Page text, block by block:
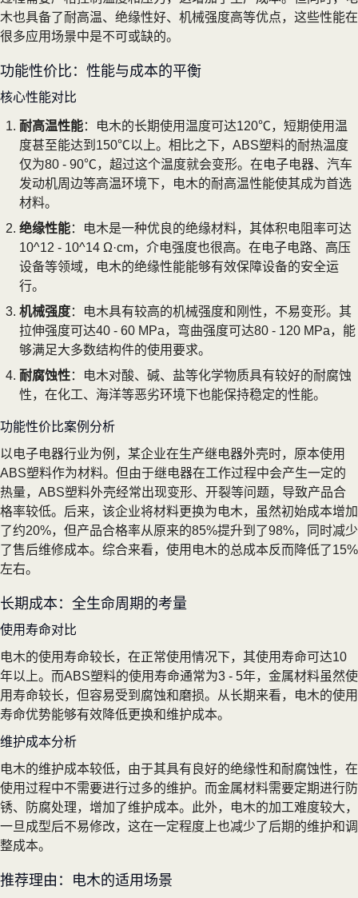
木也具备了耐高温、绝缘性好、机械强度高等优点，这些性能在
很多应用场景中是不可或缺的。
功能性价比：性能与成本的平衡
核心性能对比
耐高温性能：电木的长期使用温度可达120℃，短期使用温
度甚至能达到150℃以上。相比之下，ABS塑料的耐热温度
仅为80 - 90℃，超过这个温度就会变形。在电子电器、汽车
发动机周边等高温环境下，电木的耐高温性能使其成为首选
材料。
绝缘性能：电木是一种优良的绝缘材料，其体积电阻率可达
10^12 - 10^14 Ω·cm，介电强度也很高。在电子电路、高压
设备等领域，电木的绝缘性能能够有效保障设备的安全运
行。
机械强度：电木具有较高的机械强度和刚性，不易变形。其
拉伸强度可达40 - 60 MPa，弯曲强度可达80 - 120 MPa，能
够满足大多数结构件的使用要求。
耐腐蚀性：电木对酸、碱、盐等化学物质具有较好的耐腐蚀
性，在化工、海洋等恶劣环境下也能保持稳定的性能。
功能性价比案例分析
以电子电器行业为例，某企业在生产继电器外壳时，原本使用
ABS塑料作为材料。但由于继电器在工作过程中会产生一定的
热量，ABS塑料外壳经常出现变形、开裂等问题，导致产品合
格率较低。后来，该企业将材料更换为电木，虽然初始成本增加
了约20%，但产品合格率从原来的85%提升到了98%，同时减少
了售后维修成本。综合来看，使用电木的总成本反而降低了15%
左右。
长期成本：全生命周期的考量
使用寿命对比
电木的使用寿命较长，在正常使用情况下，其使用寿命可达10
年以上。而ABS塑料的使用寿命通常为3 - 5年，金属材料虽然使
用寿命较长，但容易受到腐蚀和磨损。从长期来看，电木的使用
寿命优势能够有效降低更换和维护成本。
维护成本分析
电木的维护成本较低，由于其具有良好的绝缘性和耐腐蚀性，在
使用过程中不需要进行过多的维护。而金属材料需要定期进行防
锈、防腐处理，增加了维护成本。此外，电木的加工难度较大，
一旦成型后不易修改，这在一定程度上也减少了后期的维护和调
整成本。
推荐理由：电木的适用场景